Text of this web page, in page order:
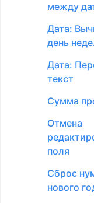
между
Дата:
день
Дата:
текст
Сумма
Отмена
поля
Сброс
нового